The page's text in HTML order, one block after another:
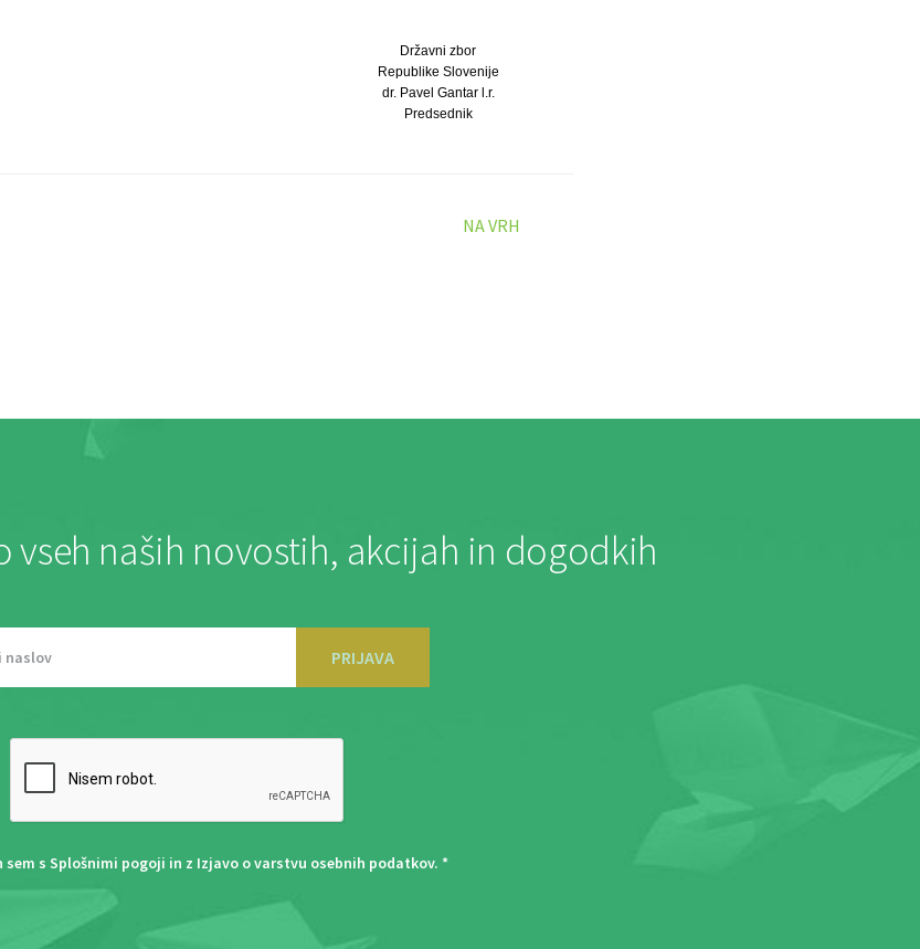
Državni zbor
Republike Slovenije
dr. Pavel Gantar l.r.
Predsednik
NA VRH
vseh naših novostih, akcijah in dogodkih
PRIJAVA
sem s Splošnimi pogoji in z Izjavo o varstvu osebnih podatkov. *